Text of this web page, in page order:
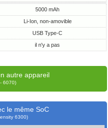
5000 mAh
Li-Ion, non-amovible
USB Type-C
il n'y a pas
autre appareil
6070)
le même SoC
6300)